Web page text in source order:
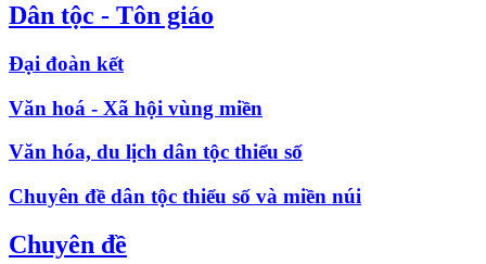
Dân tộc - Tôn giáo
Đại đoàn kết
Văn hoá - Xã hội vùng miền
Văn hóa, du lịch dân tộc thiểu số
Chuyên đề dân tộc thiểu số và miền núi
Chuyên đề